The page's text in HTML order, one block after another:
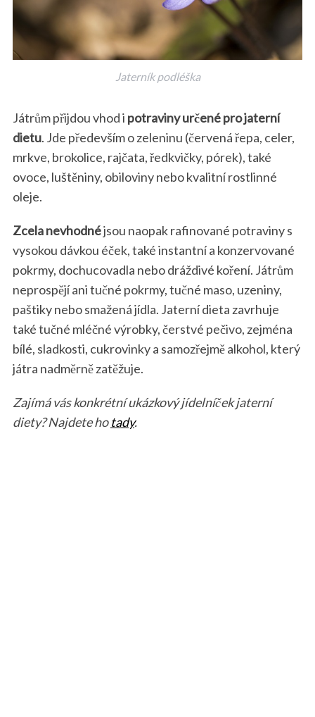
Jaterník podléška
Játrům přijdou vhod i potraviny určené pro jaterní
dietu. Jde především o zeleninu (červená řepa, celer,
mrkve, brokolice, rajčata, ředkvičky, pórek), také
ovoce, luštěniny, obiloviny nebo kvalitní rostlinné
oleje.
Zcela nevhodnéjsou naopak rafinované potraviny s
vysokou dávkou éček, také instantní a konzervované
pokrmy, dochucovadla nebo dráždivé koření. Játrům
neprospějí ani tučné pokrmy, tučné maso, uzeniny,
paštiky nebo smažená jídla. Jaterní dieta zavrhuje
také tučné mléčné výrobky, čerstvé pečivo, zejména
bílé, sladkosti, cukrovinky a samozřejmě alkohol, který
játra nadměrně zatěžuje.
Zajímá vás konkrétní ukázkový jídelníček jaterní
diety? Najdete hotady.